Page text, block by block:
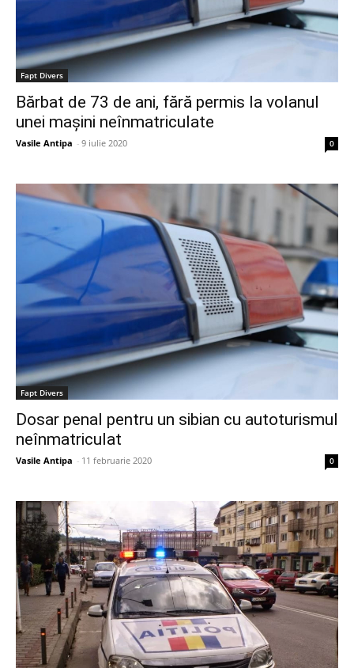
Fapt Divers
Bărbat de 73 de ani, fără permis la volanul
unei mașini neînmatriculate
Vasile Antipa - 9 iulie 2020 0
Fapt Divers
Dosar penal pentru un sibian cu autoturismul
neînmatriculat
Vasile Antipa - 11 februarie 2020 0